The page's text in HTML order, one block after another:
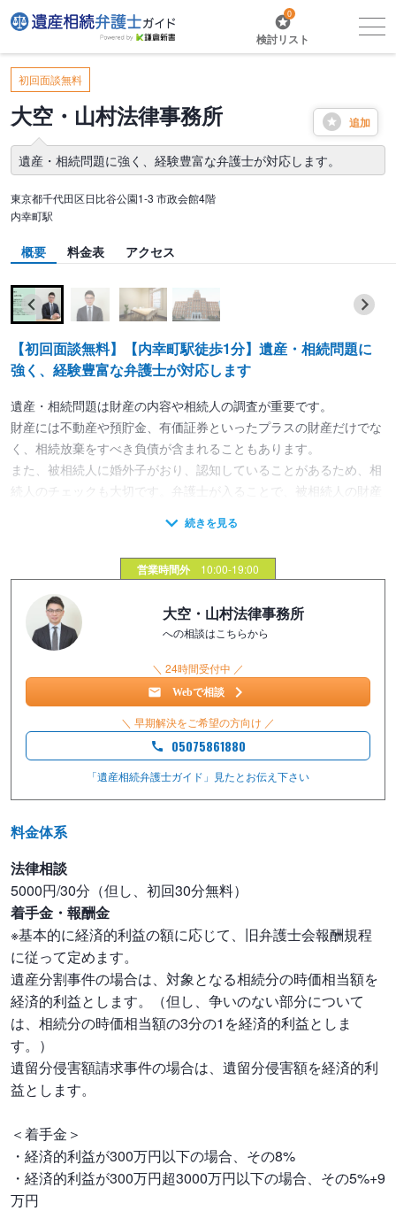
0
検討リスト
初回面談無料
追加
大空・山村法律事務所
遺産・相続問題に強く、経験豊富な弁護士が対応します。
東京都千代田区日比谷公園1-3 市政会館4階
内幸町駅
概要 料金表 アクセス
【初回面談無料】【内幸町駅徒歩1分】遺産・相続問題に
強く、経験豊富な弁護士が対応します
遺産・相続問題は財産の内容や相続人の調査が重要です。
財産には不動産や預貯金、有価証券といったプラスの財産だけでな
く、相続放棄をすべき負債が含まれることもあります。
また、被相続人に婚外子がおり、認知していることがあるため、相
続人のチェックも大切です。弁護士が入ることで、被相続人の財産
法定相続人と財産の内容がわかれば解決するわけではありません。
相続は「争続」とも言われ、法定相続人のなかに被相続人と同居し
ている者と離れて暮らす者がいる場合は争いごとになりやすい傾向
があります。
このような場合、弁護士が調整役として間に入ることで現実的な着
地点を図りやすくなります。
遺産・相続問題は被相続人が生前に遺言書を作成することや家族信
託を活用することでトラブルを抑えやすくなります。当事務所で
は、トラブルを回避し、被相続人の意志を反映した適正な遺言書を
ぜひご相談ください。
の不動産業者と連携し、ご希望に沿える形で対応することが可能で
す。売却しにくく、大手業者が敬遠しがちな物件にも柔軟に対応で
きる不動産業者とも提携していますので、ご安心ください。
不動産業者のほか、税理士や司法書士とも連携しており、事業承継
を含んだ相続案件にもワンストップで対応が可能です。
初回相談は30分無料ですので、遺産・相続問題でお悩みの場合は気
軽にご相談ください。
営業時間外 10:00-19:00
大空・山村法律事務所
への相談はこちらから
＼ 24時間受付中 ／
Webで相談
＼ 早期解決をご希望の方向け ／
05075861880
「遺産相続弁護士ガイド」見たとお伝え下さい
料金体系
法律相談
5000円/30分（但し、初回30分無料）
着手金・報酬金
※基本的に経済的利益の額に応じて、旧弁護士会報酬規程
に従って定めます。
遺産分割事件の場合は、対象となる相続分の時価相当額を
経済的利益とします。（但し、争いのない部分について
は、相続分の時価相当額の3分の1を経済的利益としま
す。）
遺留分侵害額請求事件の場合は、遺留分侵害額を経済的利
益とします。
＜着手金＞
・経済的利益が300万円以下の場合、その8%
・経済的利益が300万円超3000万円以下の場合、その5%+9
万円